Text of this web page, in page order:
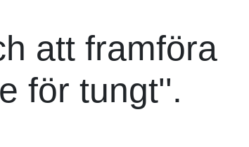
att framföra
för tungt''.